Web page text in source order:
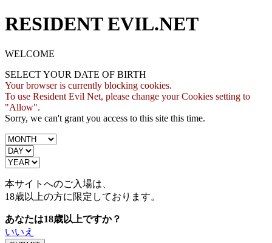
RESIDENT EVIL.NET
WELCOME
SELECT YOUR DATE OF BIRTH
Your browser is currently blocking cookies.
To use Resident Evil Net, please change your Cookies setting to
"Allow".
Sorry, we can't grant you access to this site this time.
本サイトへのご入場は、
18歳以上の方に限定しております。
あなたは18歳以上ですか？
いいえ